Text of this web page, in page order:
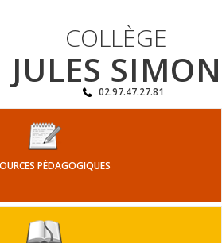
COLLÈGE
JULES SIMON
02.97.47.27.81
PÉDAGOGIQUES